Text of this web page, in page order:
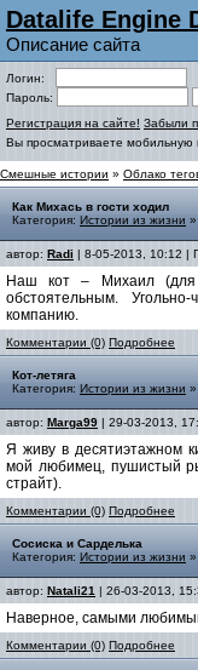
Datalife Engine
Описание сайта
Логин:
Пароль:
Регистрация на сайте! Забыли
Вы просматриваете мобильную
Смешные истории » Облако
Как Михась в гости ходил
Категория: Истории из жизни »
автор: Radi | 8-05-2013, 10:12 |
Наш кот – Михаил
обстоятельным.
компанию.
Комментарии (0) Подробнее
Кот-летяга
Категория: Истории из жизни »
автор: Marga99 | 29-03-2013,
Я живу в десятиэтажном
мой любимец, пушистый
страйт).
Комментарии (0) Подробнее
Сосиска и Сарделька
Категория: Истории из жизни »
автор: Natali21 | 26-03-2013,
Наверное, самыми
Комментарии (0) Подробнее